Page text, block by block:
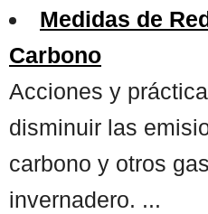
Medidas de
Carbono
Acciones y
disminuir las
carbono y otros
invernadero. ...